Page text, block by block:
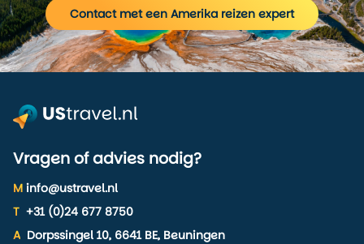
Contact met een Amerika reizen expert
Vragen of advies nodig?
M info@ustravel.nl
T +31 (0)24 677 8750
A Dorpssingel 10, 6641 BE, Beuningen